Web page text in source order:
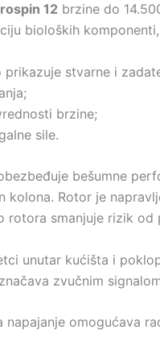
12 brzine do
bioloških
prikazuje stvarne i
brzine;
sile.
bešumne
kolona. Rotor je
rotora smanjuje rizik od
unutar kućišta i
zvučnim
napajanje omogućava